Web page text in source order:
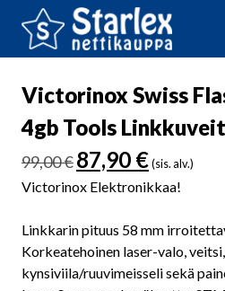
Victorinox Swiss
4gb Tools
99,00€ Alkuperäinen
hinta
oli:
87,90 €Nykyinen
hinta
on:
(sis. alv.)
Victorinox Elektronikkaa!
Linkkarin pituus 58 mm
Korkeatehoinen laser-valo,
kynsiviila/ruuvimeisseli sekä